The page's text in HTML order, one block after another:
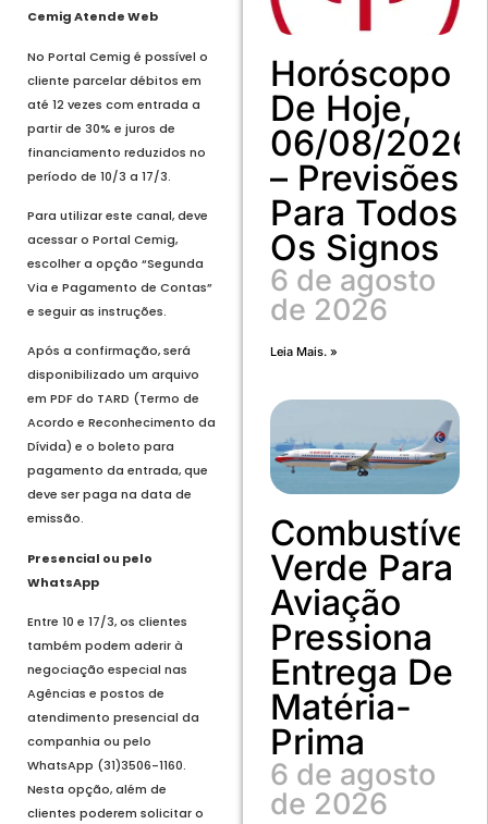
Cemig Atende Web
No Portal Cemig é possível o
cliente parcelar débitos em
até 12 vezes com entrada a
partir de 30% e juros de
financiamento reduzidos no
período de 10/3 a 17/3.
Para utilizar este canal, deve
acessar o Portal Cemig,
escolher a opção “Segunda
Via e Pagamento de Contas”
e seguir as instruções.
Após a confirmação, será
disponibilizado um arquivo
em PDF do TARD (Termo de
Acordo e Reconhecimento da
Dívida) e o boleto para
pagamento da entrada, que
deve ser paga na data de
emissão.
Presencial ou pelo
WhatsApp
Entre 10 e 17/3, os clientes
também podem aderir à
negociação especial nas
Agências e postos de
atendimento presencial da
companhia ou pelo
WhatsApp (31)3506-1160.
Nesta opção, além de
clientes poderem solicitar o
Horóscopo
De Hoje,
06/08/2026
– Previsões
Para Todos
Os Signos
6 de agosto
de 2026
Leia Mais. »
Combustível
Verde Para
Aviação
Pressiona
Entrega De
Matéria-
Prima
6 de agosto
de 2026